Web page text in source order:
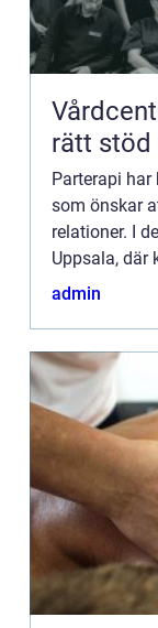
Vårdcentral i
rätt stöd
Parterapi
som önskar
relationer. I
Uppsala, där
även ett v&a...
admin